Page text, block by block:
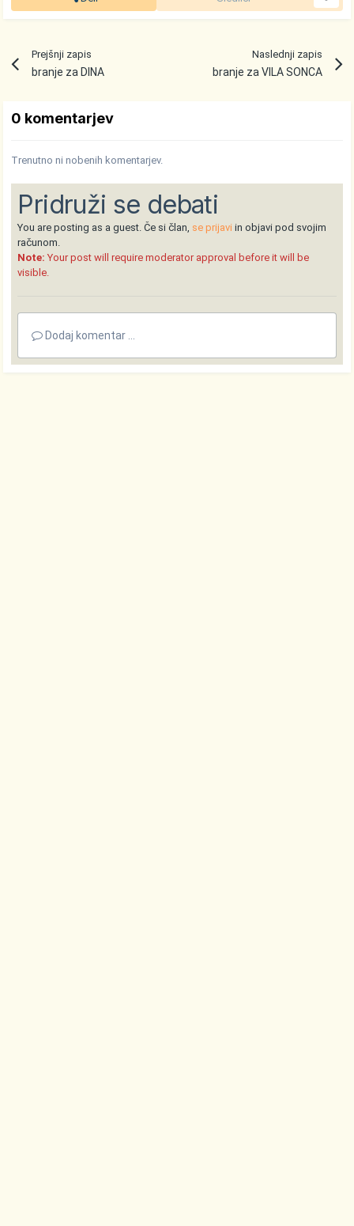
Prejšnji zapis
branje za DINA
Naslednji zapis
branje za VILA SONCA
0 komentarjev
Trenutno ni nobenih komentarjev.
Pridruži se debati
You are posting as a guest. Če si član, se prijavi in objavi pod svojim
računom.
Note: Your post will require moderator approval before it will be
visible.
Dodaj komentar ...